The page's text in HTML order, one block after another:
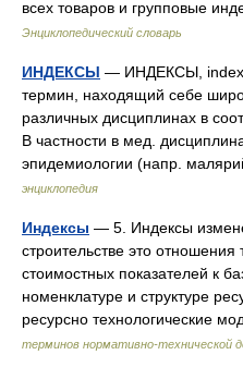
всех товаров и групповые
Энциклопедический словарь
ИНДЕКСЫ — ИНДЕКСЫ, index
термин, находящий себе
различных дисциплинах в
В частности в мед.
эпидемиологии (напр.
энциклопедия
Индексы — 5. Индексы
строительстве это
стоимостных показателей к
номенклатуре и структуре
ресурсно технологические
терминов нормативно-технической